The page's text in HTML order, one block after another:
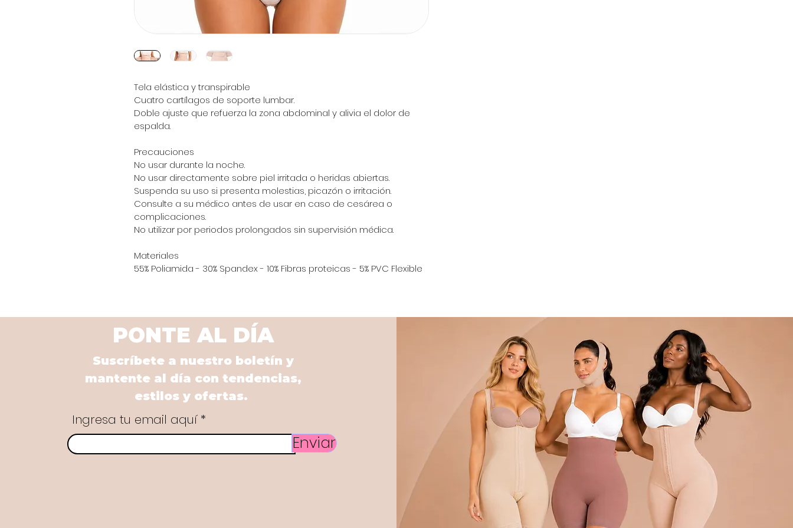
Tela elástica y transpirable
Cuatro cartílagos de soporte lumbar.
Doble ajuste que refuerza la zona abdominal y alivia el dolor de
espalda.
Precauciones
No usar durante la noche.
No usar directamente sobre piel irritada o heridas abiertas.
Suspenda su uso si presenta molestias, picazón o irritación.
Consulte a su médico antes de usar en caso de cesárea o
complicaciones.
No utilizar por periodos prolongados sin supervisión médica.
Materiales
55% Poliamida - 30% Spandex - 10% Fibras proteicas - 5% PVC Flexible
PONTE AL DÍA
Suscríbete a nuestro boletín y
mantente al día con tendencias,
estilos y ofertas.
Ingresa tu email aquí
Enviar